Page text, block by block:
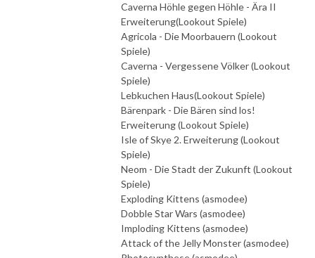
Caverna Höhle gegen Höhle - Ära II
Erweiterung(Lookout Spiele)
Agricola - Die Moorbauern (Lookout
Spiele)
Caverna - Vergessene Völker (Lookout
Spiele)
Lebkuchen Haus(Lookout Spiele)
Bärenpark - Die Bären sind los!
Erweiterung (Lookout Spiele)
Isle of Skye 2. Erweiterung (Lookout
Spiele)
Neom - Die Stadt der Zukunft (Lookout
Spiele)
Exploding Kittens (asmodee)
Dobble Star Wars (asmodee)
Imploding Kittens (asmodee)
Attack of the Jelly Monster (asmodee)